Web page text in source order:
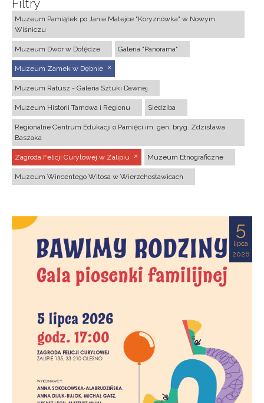
Filtry
Muzeum Pamiątek po Janie Matejce "Koryznówka" w Nowym
Wiśniczu
Muzeum Dwór w Dołędze Galeria "Panorama"
Muzeum Zamek w Dębnie
Muzeum Ratusz - Galeria Sztuki Dawnej
Muzeum Historii Tarnowa i Regionu Siedziba
Regionalne Centrum Edukacji o Pamięci im. gen. bryg. Zdzisława
Baszaka
Zagroda Felicji Curyłowej w Zalipiu Muzeum Etnograficzne
Muzeum Wincentego Witosa w Wierzchosławicach
5
lipca
2026